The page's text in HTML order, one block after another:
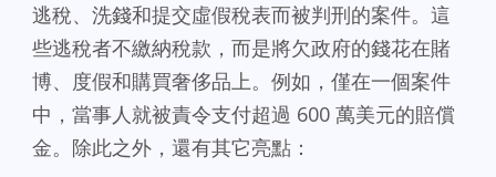
逃稅、洗錢和提交虛假稅表而被判刑的案件。這
些逃稅者不繳納稅款，而是將欠政府的錢花在賭
博、度假和購買奢侈品上。例如，僅在一個案件
中，當事人就被責令支付超過 600 萬美元的賠償
金。除此之外，還有其它亮點：